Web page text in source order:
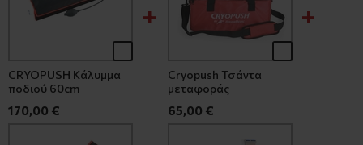
CRYOPUSH Κάλυμμα
ποδιού 60cm
170,00 €
Cryopush Τσάντα
μεταφοράς
65,00 €